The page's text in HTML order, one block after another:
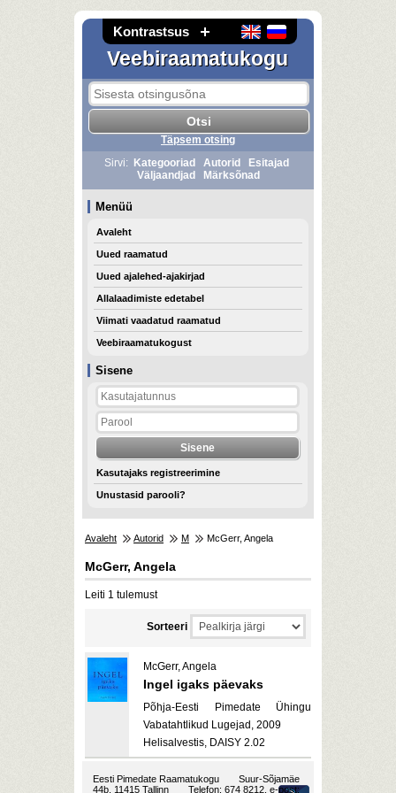
Kontrastsus
Veebiraamatukogu
Sisene
Kasutajaks registreerimine
Unustasid parooli?
Täpsem otsing
Sirvi:
Kategooriad Autorid
Esitajad
Väljaandjad
Märksõnad
Menüü
Avaleht
Uued raamatud
Uued ajalehed-ajakirjad
Allalaadimiste edetabel
Viimati vaadatud raamatud
Veebiraamatukogust
Avaleht Autorid M McGerr, Angela
McGerr, Angela
Leiti 1 tulemust
Sorteeri
McGerr, Angela
Ingel igaks päevaks
Põhja-Eesti Pimedate Ühingu
Vabatahtlikud Lugejad, 2009
Helisalvestis, DAISY 2.02
Eesti Pimedate Raamatukogu
Suur-Sõjamäe
44b, 11415 Tallinn
Telefon: 674 8212, e-post: